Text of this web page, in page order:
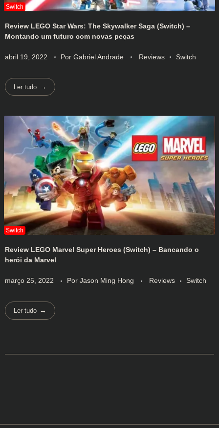
Review LEGO Star Wars: The Skywalker Saga (Switch) –
Montando um futuro com novas peças
abril 19, 2022 Por Gabriel Andrade Reviews Switch
Ler tudo
Review LEGO Marvel Super Heroes (Switch) – Bancando o
herói da Marvel
março 25, 2022 Por Jason Ming Hong Reviews Switch
Ler tudo